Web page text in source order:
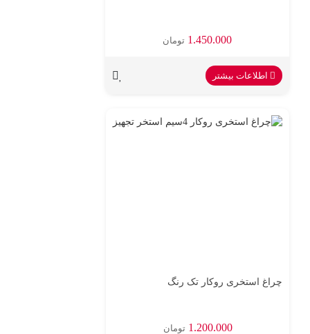
1.450.000 تومان
اطلاعات بیشتر
چراغ استخری روکار تک رنگ
1.200.000 تومان